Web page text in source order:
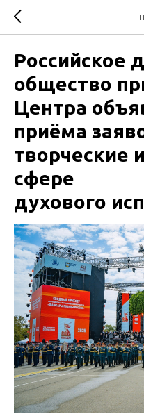
Российское
общество
Центра
приёма
творческие
сфере
духового